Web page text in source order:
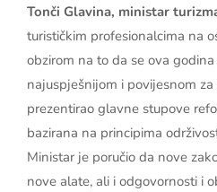
Tonči Glavina, ministar
turističkim profesionalcima na
obzirom na to da se ova
najuspješnijom i povijesnom
prezentirao glavne stupove
bazirana na principima
Ministar je poručio da nove
nove alate, ali i odgovornosti i